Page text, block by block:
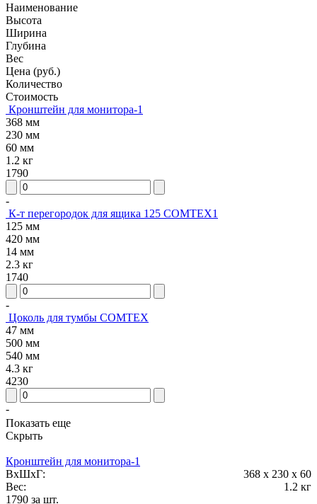
Наименование
Высота
Ширина
Глубина
Вес
Цена (руб.)
Количество
Стоимость
Кронштейн для монитора-1
368 мм
230 мм
60 мм
1.2 кг
1790
-
К-т перегородок для ящика 125 COMTEX1
125 мм
420 мм
14 мм
2.3 кг
1740
-
Цоколь для тумбы COMTEX
47 мм
500 мм
540 мм
4.3 кг
4230
-
К-т перегородок для ящика 60 COMTEX
60 мм
14 мм
1.3 кг
1260
Показать еще
Скрыть
Кронштейн для монитора-1
ВxШxГ:
368 x 230 x 60
Вес:
1.2 кг
1790 за шт.